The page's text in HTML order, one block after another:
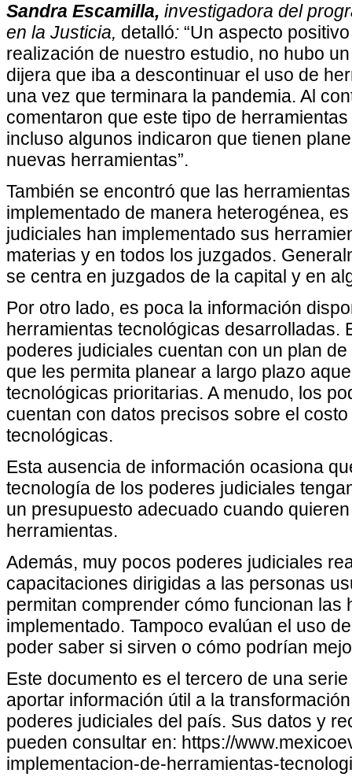
Sandra Escamilla, investigadora del
en la Justicia, detalló: “Un aspecto
realización de nuestro estudio, no hubo
dijera que iba a descontinuar el uso de
una vez que terminara la pandemia. Al
comentaron que este tipo de
incluso algunos indicaron que tienen
nuevas herramientas”.
También se encontró que las
implementado de manera heterogénea,
judiciales han implementado sus
materias y en todos los juzgados.
se centra en juzgados de la capital y en
Por otro lado, es poca la información
herramientas tecnológicas desarrolladas.
poderes judiciales cuentan con un plan
que les permita planear a largo plazo
tecnológicas prioritarias. A menudo, los
cuentan con datos precisos sobre el
tecnológicas.
Esta ausencia de información ocasiona
tecnología de los poderes judiciales
un presupuesto adecuado cuando
herramientas.
Además, muy pocos poderes judiciales
capacitaciones dirigidas a las personas
permitan comprender cómo funcionan las
implementado. Tampoco evalúan el uso
poder saber si sirven o cómo podrían
Este documento es el tercero de una
aportar información útil a la
poderes judiciales del país. Sus datos y
pueden consultar en: https://
implementacion-de-herramientas-